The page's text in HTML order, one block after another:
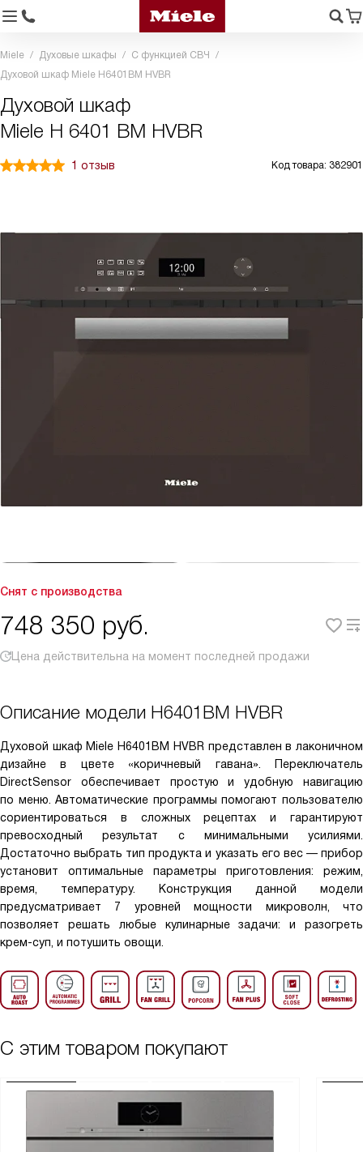
Miele Духовые шкафы
С функцией СВЧ
Духовой шкаф Miele H6401BM HVBR
Духовой шкаф
Miele H 6401 BM HVBR
1 отзыв Код товара: 382901
Снят с производства
748 350 руб.
Цена действительна на момент последней продажи
Описание модели H6401BM HVBR
Духовой шкаф Miele H6401BM HVBR представлен в лаконичном
дизайне в цвете «коричневый гавана». Переключатель
DirectSensor обеспечивает простую и удобную навигацию
по меню. Автоматические программы помогают пользователю
сориентироваться в сложных рецептах и гарантируют
превосходный результат с минимальными усилиями.
Достаточно выбрать тип продукта и указать его вес — прибор
установит оптимальные параметры приготовления: режим,
время, температуру. Конструкция данной модели
предусматривает 7 уровней мощности микроволн, что
позволяет решать любые кулинарные задачи: и разогреть
крем-суп, и потушить овощи.
С этим товаром покупают